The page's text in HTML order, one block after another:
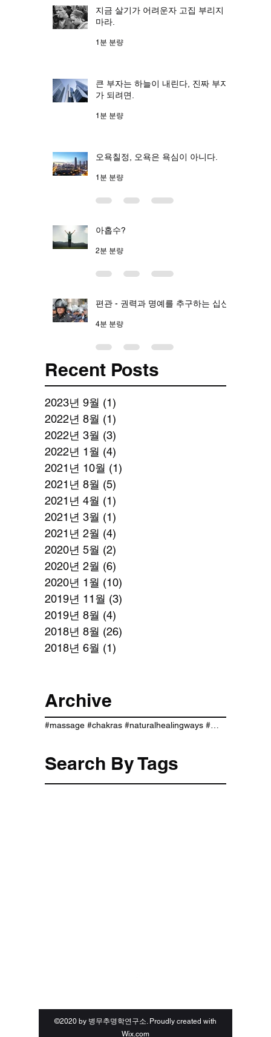
지금 살기가 어려운자 고집 부리지
마라.
1분 분량
큰 부자는 하늘이 내린다, 진짜 부자
가 되려면.
1분 분량
오욕칠정, 오욕은 욕심이 아니다.
1분 분량
아홉수?
2분 분량
편관 - 권력과 명예를 추구하는 십신
4분 분량
Recent Posts
2023년 9월 (1)
2022년 8월 (1)
2022년 3월 (3)
2022년 1월 (4)
2021년 10월 (1)
2021년 8월 (5)
2021년 4월 (1)
2021년 3월 (1)
2021년 2월 (4)
2020년 5월 (2)
2020년 2월 (6)
2020년 1월 (10)
2019년 11월 (3)
2019년 8월 (4)
2018년 8월 (26)
2018년 6월 (1)
Archive
Search By Tags
©2020 by 병무추명학연구소. Proudly created with
Wix.com